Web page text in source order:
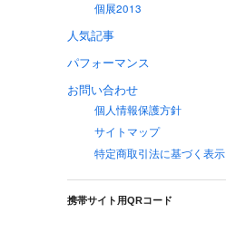
個展2013
人気記事
パフォーマンス
お問い合わせ
個人情報保護方針
サイトマップ
特定商取引法に基づく表示
携帯サイト用QRコード